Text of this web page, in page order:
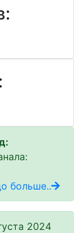
больше..
2024